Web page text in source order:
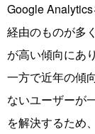
Google
経由のものが多
が高い傾向にあ
一方で近年の傾
ないユーザーが
を解決するため